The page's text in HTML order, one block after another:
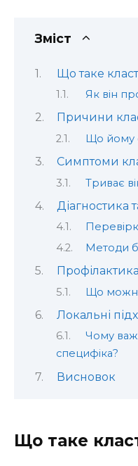
Зміст
Що таке
Як він
Причини
Що йому
Симптоми
Триває
Діагностика
Методи
Що
Локальні
Чому
специфіка?
Висновок
Що таке